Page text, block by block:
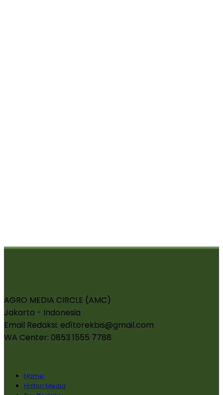
AGRO MEDIA CIRCLE (AMC)
Jakarta - Indonesia
Email Redaksi: edìtorekbis@gmail.com
WA Center: 0853 1555 7788
Home
Histori Media